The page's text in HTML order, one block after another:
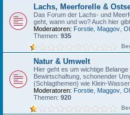
Lachs, Meerforelle &
Das Forum der Lachs- und
geht, wann und wo? Auch hier
Moderatoren: Forstie Maggov
Themen: 935
Natur & Umwelt
Hier geht es um wichtige
Bewirtschaftung, schonender
(Schlagthemen) wie Klein-
Moderatoren: Forstie Maggov
Themen: 920